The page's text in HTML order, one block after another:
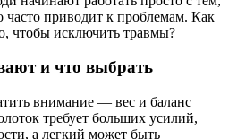
часто приводит к проблемам. Как
чтобы исключить травмы?
и что выбрать
внимание — вес и баланс
требует больших усилий,
а легкий может быть